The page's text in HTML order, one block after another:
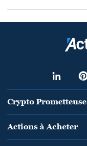
Crypto Prometteuse
Actions à Acheter